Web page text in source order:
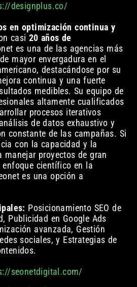
designplus.co/
en optimización continua y
casi 20 años de
es una de las agencias más
mayor envergadura en el
destacándose por su
continua y una fuerte
medibles. Su equipo de
altamente cualificados
procesos iterativos
de datos exhaustivo y
constante de las campañas. Si
con la capacidad y la
manejar proyectos de gran
científico en la
es una opción a
Posicionamiento SEO de
Publicidad en Google Ads
avanzada, Gestión
sociales, y Estrategias de
seonetdigital.com/